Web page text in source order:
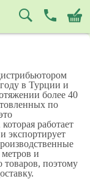
в Турции и
более 40
по
работает
экспортирует
и
товаров, поэтому